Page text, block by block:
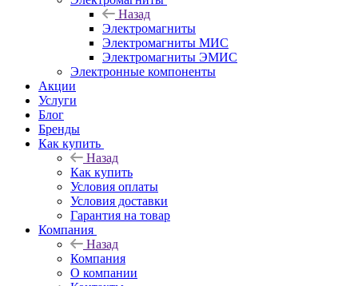
Назад
Электромагниты
Электромагниты МИС
Электромагниты ЭМИС
Электронные компоненты
Акции
Услуги
Блог
Бренды
Как купить
Назад
Как купить
Условия оплаты
Условия доставки
Гарантия на товар
Компания
Назад
Компания
О компании